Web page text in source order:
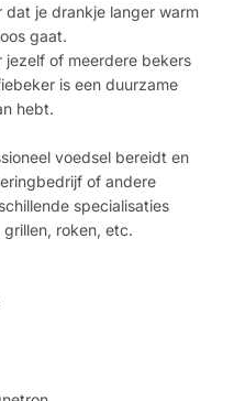
je drankje langer warm
gaat.
of meerdere bekers
is een duurzame
hebt.
voedsel bereidt en
of andere
specialisaties
roken, etc.